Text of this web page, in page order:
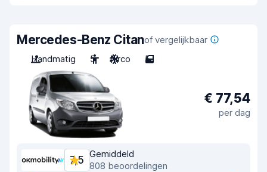
Mercedes-Benz Citanof vergelijkbaar
Handmatig
5 Airco 5
€ 77,54
per dag
7,5
Gemiddeld
808 beoordelingen